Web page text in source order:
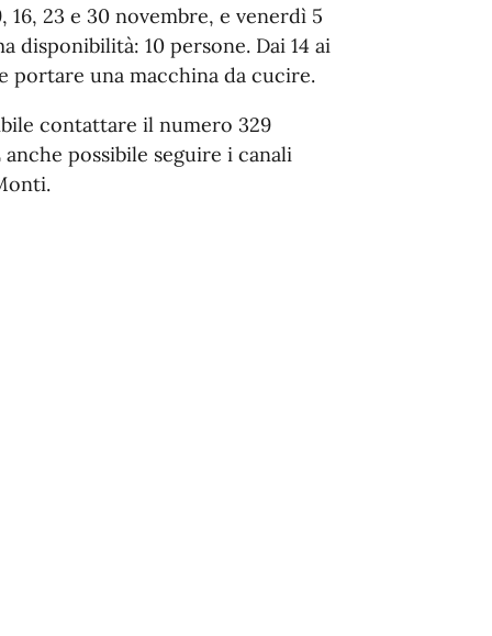
23 e 30 novembre, e venerdì 5
disponibilità: 10 persone. Dai 14 ai
portare una macchina da cucire.
contattare il numero 329
anche possibile seguire i canali